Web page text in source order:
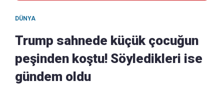
DÜNYA
Trump sahnede küçük çocuğun
peşinden koştu! Söyledikleri ise
gündem oldu